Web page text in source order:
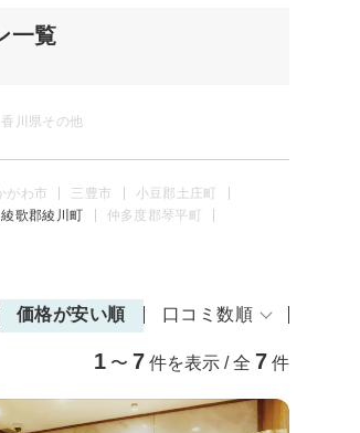
一覧
香川県その他
がわ市 三豊市
小豆郡土庄町
綾歌郡綾川町
仲多度郡琴平町
価格が安い順 口コミ数順
1 〜 7 件を表示 / 全 7 件